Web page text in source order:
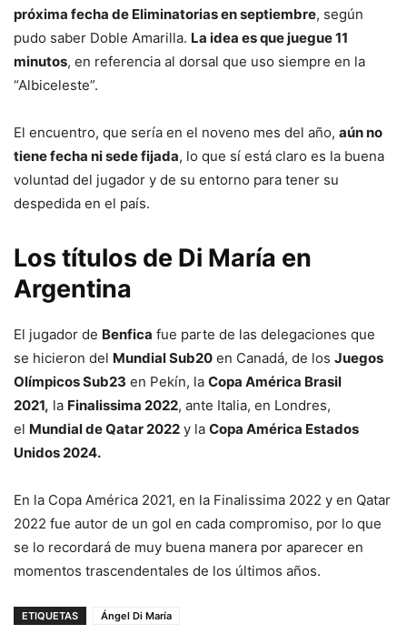
próxima fecha de Eliminatorias en septiembre, según
pudo saber Doble Amarilla. La idea es que juegue 11
minutos, en referencia al dorsal que uso siempre en la
“Albiceleste”.
El encuentro, que sería en el noveno mes del año, aún no
tiene fecha ni sede fijada, lo que sí está claro es la buena
voluntad del jugador y de su entorno para tener su
despedida en el país.
Los títulos de Di María en
Argentina
El jugador de Benfica fue parte de las delegaciones que
se hicieron del Mundial Sub20 en Canadá, de los Juegos
Olímpicos Sub23 en Pekín, la Copa América Brasil
2021, la Finalissima 2022, ante Italia, en Londres,
el Mundial de Qatar 2022 y la Copa América Estados
Unidos 2024.
En la Copa América 2021, en la Finalissima 2022 y en Qatar
2022 fue autor de un gol en cada compromiso, por lo que
se lo recordará de muy buena manera por aparecer en
momentos trascendentales de los últimos años.
ETIQUETAS Ángel Di María